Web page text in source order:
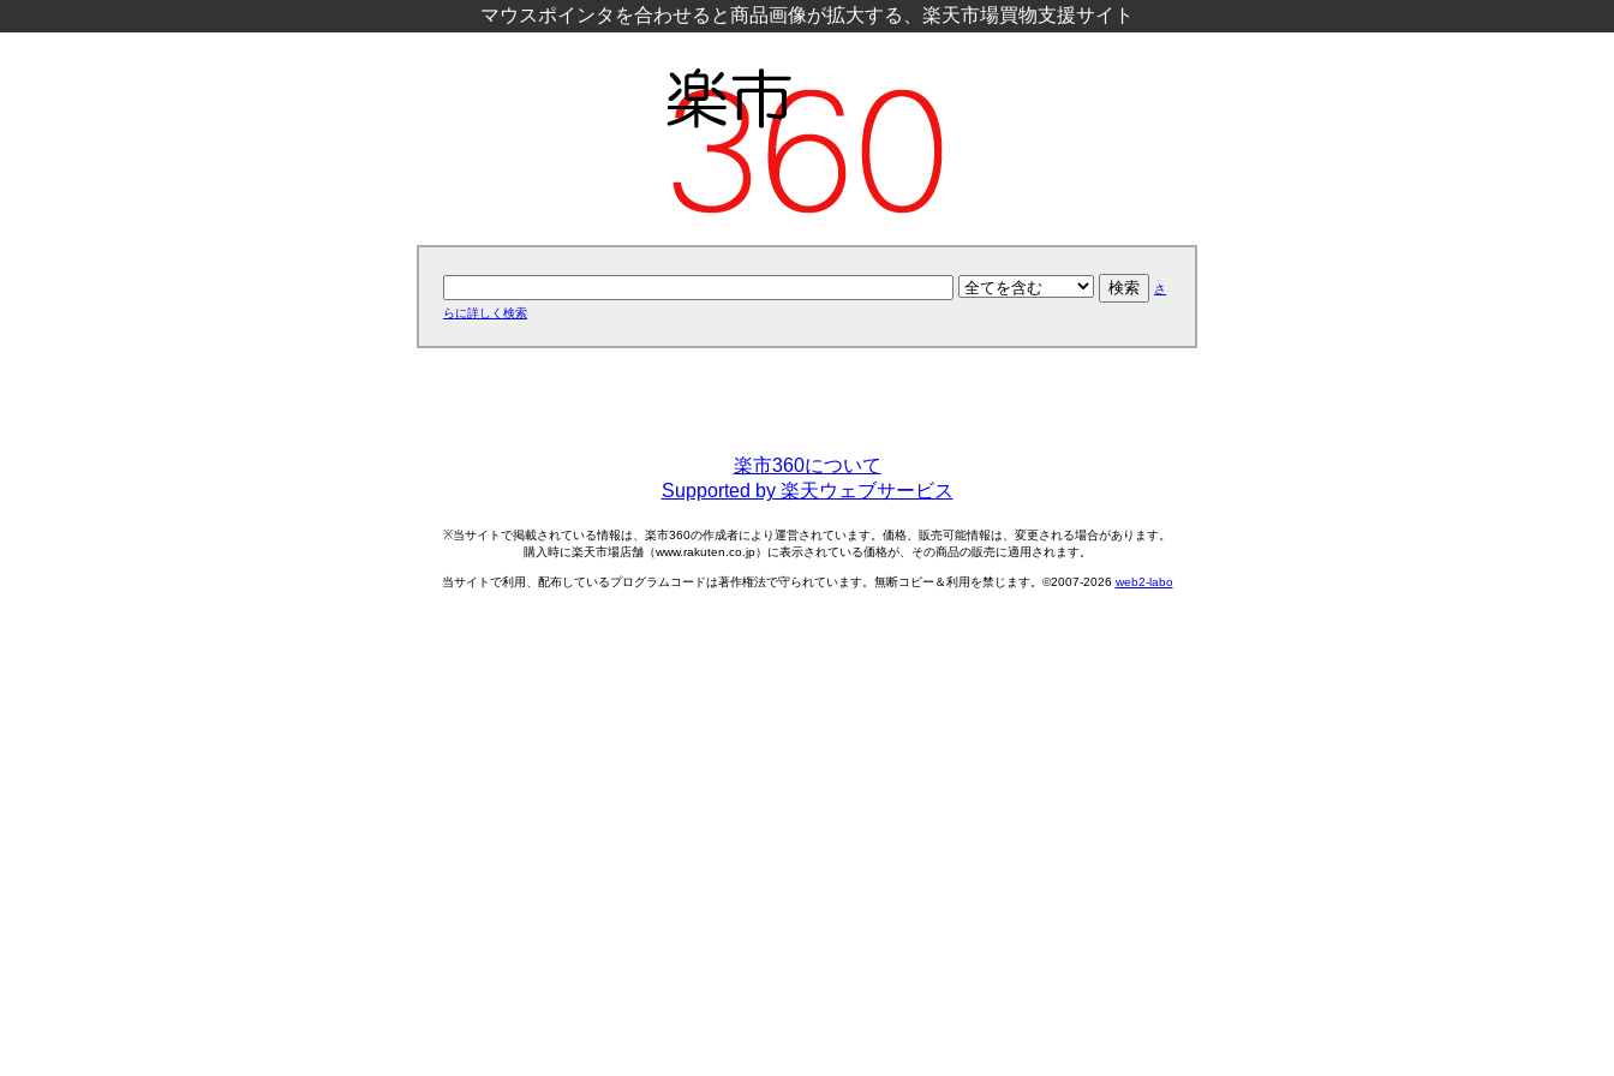
マウスポインタを合わせると商品画像が拡大する、楽天市場買物支援サイト
さ
らに詳しく検索
楽市360について
Supported by 楽天ウェブサービス
※当サイトで掲載されている情報は、楽市360の作成者により運営されています。価格、販売可能情報は、変更される場合があります。
購入時に楽天市場店舗（www.rakuten.co.jp）に表示されている価格が、その商品の販売に適用されます。
当サイトで利用、配布しているプログラムコードは著作権法で守られています。無断コピー＆利用を禁じます。©2007-2026 web2-labo